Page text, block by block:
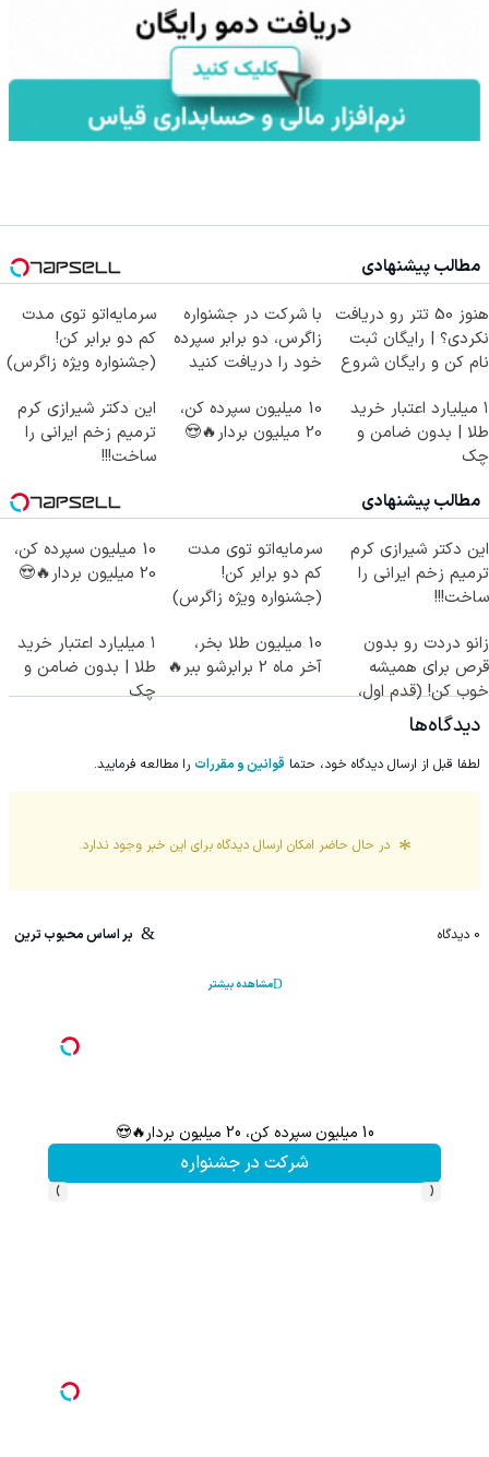
مطالب پیشنهادی
هنوز 50 تتر رو دریافت
نکردی؟ | رایگان ثبت
نام کن و رایگان شروع
با شرکت در جشنواره
زاگرس، دو برابر سپرده
خود را دریافت کنید
سرمایه‌اتو توی مدت
کم دو برابر کن!
(جشنواره ویژه زاگرس)
۱ میلیارد اعتبار خرید
طلا | بدون ضامن و
چک
10 میلیون سپرده کن،
20 میلیون بردار🔥😍
این دکتر شیرازی کرم
ترمیم زخم ایرانی را
ساخت!!!
مطالب پیشنهادی
این دکتر شیرازی کرم
ترمیم زخم ایرانی را
ساخت!!!
سرمایه‌اتو توی مدت
کم دو برابر کن!
(جشنواره ویژه زاگرس)
10 میلیون سپرده کن،
20 میلیون بردار🔥😍
زانو دردت رو بدون
قرص برای همیشه
خوب کن! (قدم اول،
پرسش‌نامه)
10 میلیون طلا بخر،
آخر ماه 2 برابرشو ببر🔥
۱ میلیارد اعتبار خرید
طلا | بدون ضامن و
چک
دیدگاه‌ها
لطفا قبل از ارسال دیدگاه خود، حتما قوانین و مقررات را مطالعه فرمایید.
در حال حاضر امکان ارسال دیدگاه برای این خبر وجود ندارد.
0 دیدگاه بر اساس محبوب ترین
مشاهده بیشتر
10 میلیون سپرده کن، 20 میلیون بردار🔥😍
شرکت در جشنواره
‹
›